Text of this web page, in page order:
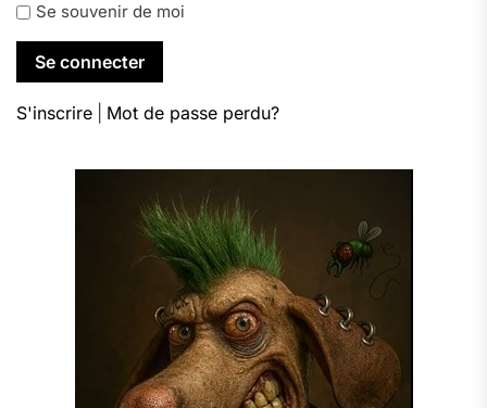
Se souvenir de moi
S'inscrire Mot de passe perdu?